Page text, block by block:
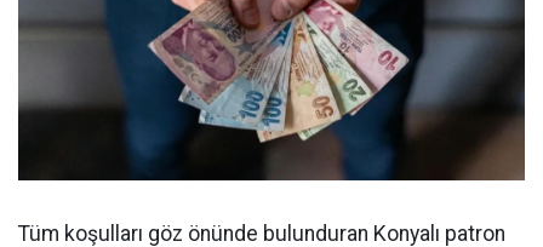
Tüm koşulları göz önünde bulunduran Konyalı patron